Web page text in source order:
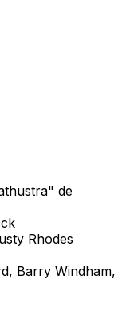
de
Rhodes
Barry Windham,